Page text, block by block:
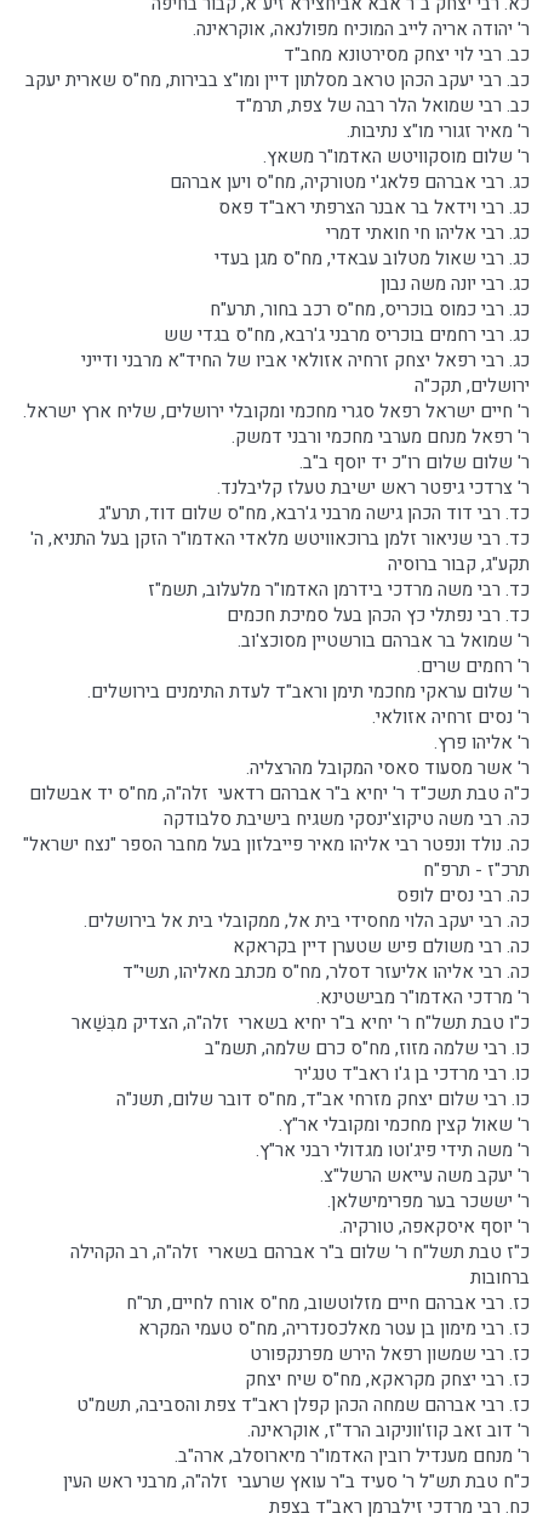
ר' יהודה אריה לייב המוכיח מפולנאה, אוקראינה.
כב. רבי לוי יצחק מסירטונא מחב"ד
כב. רבי יעקב הכהן טראב מסלתון דיין ומו"צ בבירות, מח"ס שארית יעקב
כב. רבי שמואל הלר רבה של צפת, תרמ"ד
ר' מאיר זגורי מו"צ נתיבות.
ר' שלום מוסקוויטש האדמו"ר משאץ.
כג. רבי אברהם פלאג'י מטורקיה, מח"ס ויען אברהם
כג. רבי וידאל בר אבנר הצרפתי ראב"ד פאס
כג. רבי אליהו חי חואתי דמרי
כג. רבי שאול מטלוב עבאדי, מח"ס מגן בעדי
כג. רבי יונה משה נבון
כג. רבי כמוס בוכריס, מח"ס רכב בחור, תרע"ח
כג. רבי רחמים בוכריס מרבני ג'רבא, מח"ס בגדי שש
כג. רבי רפאל יצחק זרחיה אזולאי אביו של החיד"א מרבני ודייני
ירושלים, תקכ"ה
ר' חיים ישראל רפאל סגרי מחכמי ומקובלי ירושלים, שליח ארץ ישראל.
ר' רפאל מנחם מערבי מחכמי ורבני דמשק.
ר' שלום שלום רו"כ יד יוסף ב"ב.
ר' צרדכי גיפטר ראש ישיבת טעלז קליבלנד.
כד. רבי דוד הכהן גישה מרבני ג'רבא, מח"ס שלום דוד, תרע"ג
כד. רבי שניאור זלמן ברוכאוויטש מלאדי האדמו"ר הזקן בעל התניא, ה'
תקע"ג, קבור ברוסיה
כד. רבי משה מרדכי בידרמן האדמו"ר מלעלוב, תשמ"ז
כד. רבי נפתלי כץ הכהן בעל סמיכת חכמים
ר' שמואל בר אברהם בורשטיין מסוכצ'וב.
ר' רחמים שרים.
ר' שלום עראקי מחכמי תימן וראב"ד לעדת התימנים בירושלים.
ר' נסים זרחיה אזולאי.
ר' אליהו פרץ.
ר' אשר מסעוד סאסי המקובל מהרצליה.
כ"ה טבת תשכ"ד ר' יחיא ב"ר אברהם רדאעי זלה"ה, מח"ס יד אבשלום
כה. רבי משה טיקוצ'ינסקי משגיח בישיבת סלבודקה
כה. נולד ונפטר רבי אליהו מאיר פייבלזון בעל מחבר הספר "נצח ישראל"
תרכ"ז - תרפ"ח
כה. רבי נסים לופס
כה. רבי יעקב הלוי מחסידי בית אל, ממקובלי בית אל בירושלים.
כה. רבי משולם פיש שטערן דיין בקראקא
כה. רבי אליהו אליעזר דסלר, מח"ס מכתב מאליהו, תשי"ד
ר' מרדכי האדמו"ר מבישטינא.
כ"ו טבת תשל"ח ר' יחיא ב"ר יחיא בשארי זלה"ה, הצדיק מבִּשַׁאר
כו. רבי שלמה מזוז, מח"ס כרם שלמה, תשמ"ב
כו. רבי מרדכי בן ג'ו ראב"ד טנג'יר
כו. רבי שלום יצחק מזרחי אב"ד, מח"ס דובר שלום, תשנ"ה
ר' שאול קצין מחכמי ומקובלי אר"ץ.
ר' משה תידי פיג'וטו מגדולי רבני אר"ץ.
ר' יעקב משה עייאש הרשל"צ.
ר' יששכר בער מפרימישלאן.
ר' יוסף איסקאפה, טורקיה.
כ"ז טבת תשל"ח ר' שלום ב"ר אברהם בשארי זלה"ה, רב הקהילה
ברחובות
כז. רבי אברהם חיים מזלוטשוב, מח"ס אורח לחיים, תר"ח
כז. רבי מימון בן עטר מאלכסנדריה, מח"ס טעמי המקרא
כז. רבי שמשון רפאל הירש מפרנקפורט
כז. רבי יצחק מקראקא, מח"ס שיח יצחק
כז. רבי אברהם שמחה הכהן קפלן ראב"ד צפת והסביבה, תשמ"ט
ר' דוב זאב קוז'ווניקוב הרד"ז, אוקראינה.
ר' מנחם מענדיל רובין האדמו"ר מיארוסלב, ארה"ב.
כ"ח טבת תש"ל ר' סעיד ב"ר עואץ שרעבי זלה"ה, מרבני ראש העין
כח. רבי מרדכי זילברמן ראב"ד בצפת